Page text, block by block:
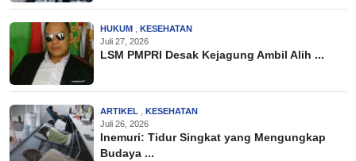
HUKUM
KESEHATAN
Juli 27, 2026
LSM PMPRI Desak Kejagung Ambil Alih ...
ARTIKEL
KESEHATAN
Juli 26, 2026
Inemuri: Tidur Singkat yang Mengungkap
Budaya ...